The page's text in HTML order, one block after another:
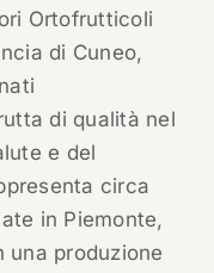
Ortofrutticoli
di Cuneo,
di qualità nel
e del
circa
in Piemonte,
una produzione